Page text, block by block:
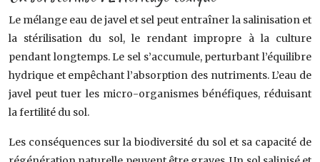
Le mélange eau de javel et sel peut entraîner la salinisation et
la stérilisation du sol, le rendant impropre à la culture
pendant longtemps. Le sel s’accumule, perturbant l’équilibre
hydrique et empêchant l’absorption des nutriments. L’eau de
javel peut tuer les micro-organismes bénéfiques, réduisant
la fertilité du sol.
Les conséquences sur la biodiversité du sol et sa capacité de